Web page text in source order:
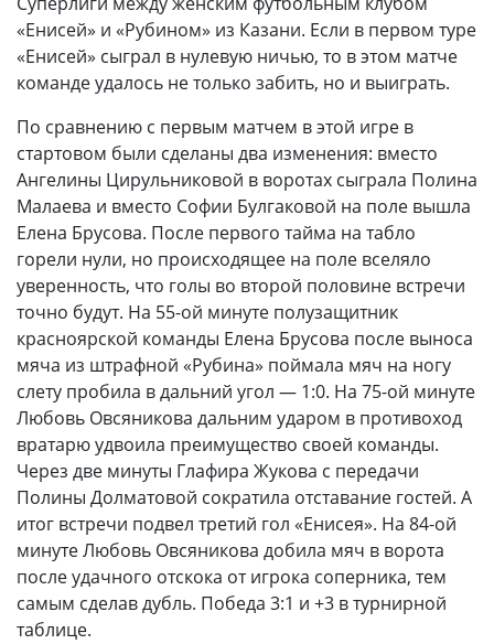
«Енисей» и «Рубином» из Казани. Если в первом туре
«Енисей» сыграл в нулевую ничью, то в этом матче
команде удалось не только забить, но и выиграть.
По сравнению с первым матчем в этой игре в
стартовом были сделаны два изменения: вместо
Ангелины Цирульниковой в воротах сыграла Полина
Малаева и вместо Софии Булгаковой на поле вышла
Елена Брусова. После первого тайма на табло
горели нули, но происходящее на поле вселяло
уверенность, что голы во второй половине встречи
точно будут. На 55-ой минуте полузащитник
красноярской команды Елена Брусова после выноса
мяча из штрафной «Рубина» поймала мяч на ногу
слету пробила в дальний угол — 1:0. На 75-ой минуте
Любовь Овсяникова дальним ударом в противоход
вратарю удвоила преимущество своей команды.
Через две минуты Глафира Жукова с передачи
Полины Долматовой сократила отставание гостей. А
итог встречи подвел третий гол «Енисея». На 84-ой
минуте Любовь Овсяникова добила мяч в ворота
после удачного отскока от игрока соперника, тем
самым сделав дубль. Победа 3:1 и +3 в турнирной
таблице.